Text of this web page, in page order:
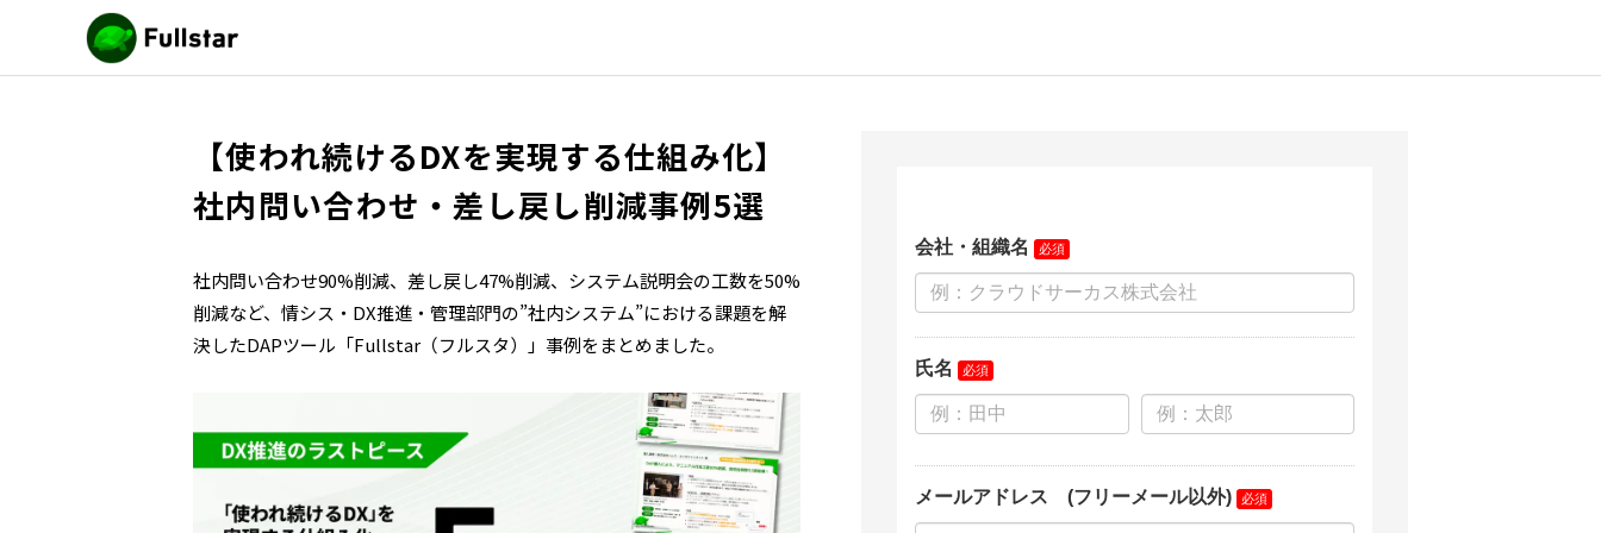
【使われ続けるDXを実現する仕組み化】
社内問い合わせ・差し戻し削減事例5選
社内問い合わせ90%削減、差し戻し47%削減、システム説明会の工数を50%
削減など、情シス・DX推進・管理部門の”社内システム”における課題を解
決したDAPツール「Fullstar（フルスタ）」事例をまとめました。